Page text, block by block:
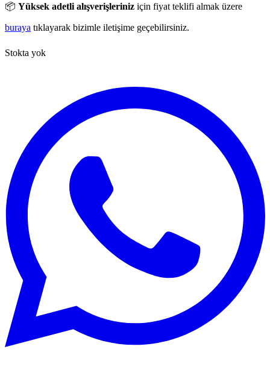
📦 Yüksek adetli alışverişleriniz için fiyat teklifi almak üzere
buraya tıklayarak bizimle iletişime geçebilirsiniz.
Stokta yok